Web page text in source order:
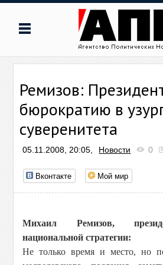
Ремизов:
бюрократию в
суверенитета
05.11.2008, 20:05, Новости 0
Вконтакте Мой мир
Михаил Ремизов,
национальной стратегии:
Не только время и место, но